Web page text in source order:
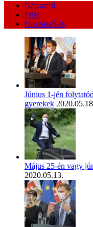
Népszerű
Friss
Hozzászólás
Június 1-jén
gyerekek
Május 25-én vagy
2020.05.13.